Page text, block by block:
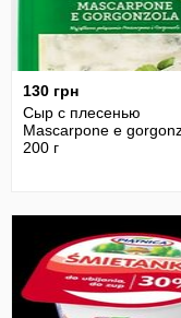
130 грн
Сыр с плесенью
Mascarpone e
200 г